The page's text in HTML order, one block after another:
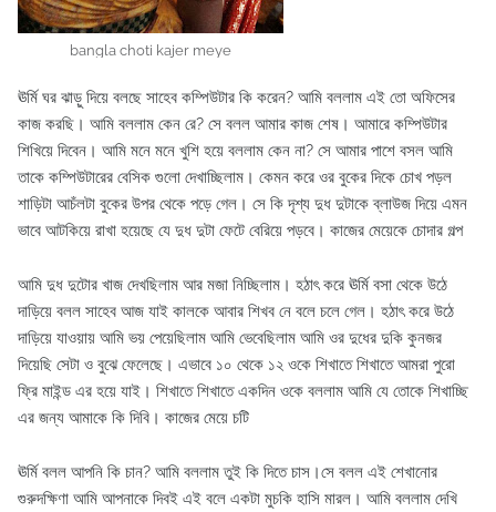
bangla choti kajer meye
ঊর্মি ঘর ঝাড়ু দিয়ে বলছে সাহেব কম্পিউটার কি করেন? আমি বললাম এই তো অফিসের
কাজ করছি। আমি বললাম কেন রে? সে বলল আমার কাজ শেষ। আমারে কম্পিউটার
শিখিয়ে দিবেন। আমি মনে মনে খুশি হয়ে বললাম কেন না? সে আমার পাশে বসল আমি
তাকে কম্পিউটারের বেসিক গুলো দেখাচ্ছিলাম। কেমন করে ওর বুকের দিকে চোখ পড়ল
শাড়িটা আচঁলটা বুকের উপর থেকে পড়ে গেল। সে কি দৃশ্য দুধ দুটাকে ব্লাউজ দিয়ে এমন
ভাবে আটকিয়ে রাখা হয়েছে যে দুধ দুটা ফেটে বেরিয়ে পড়বে। কাজের মেয়েকে চোদার গল্প
আমি দুধ দুটোর খাজ দেখছিলাম আর মজা নিচ্ছিলাম। হঠাৎ করে ঊর্মি বসা থেকে উঠে
দাড়িয়ে বলল সাহেব আজ যাই কালকে আবার শিখব নে বলে চলে গেল। হঠাৎ করে উঠে
দাড়িয়ে যাওয়ায় আমি ভয় পেয়েছিলাম আমি ভেবেছিলাম আমি ওর দুধের দুকি কুনজর
দিয়েছি সেটা ও বুঝে ফেলেছে। এভাবে ১০ থেকে ১২ ওকে শিখাতে শিখাতে আমরা পুরো
ফ্রি মাইন্ড এর হয়ে যাই। শিখাতে শিখাতে একদিন ওকে বললাম আমি যে তোকে শিখাচ্ছি
এর জন্য আমাকে কি দিবি। কাজের মেয়ে চটি
ঊর্মি বলল আপনি কি চান? আমি বললাম তুই কি দিতে চাস।সে বলল এই শেখানোর
গুরুদক্ষিণা আমি আপনাকে দিবই এই বলে একটা মুচকি হাসি মারল। আমি বললাম দেখি